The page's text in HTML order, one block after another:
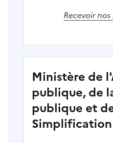
Recevoir
Ministère de
publique, de
publique et
Simplification